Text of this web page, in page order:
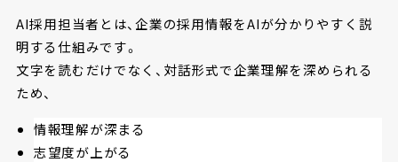
AI採用担当者とは、企業の採用情報をAIが分かりやすく説
明する仕組みです。
文字を読むだけでなく、対話形式で企業理解を深められる
ため、
情報理解が深まる
志望度が上がる